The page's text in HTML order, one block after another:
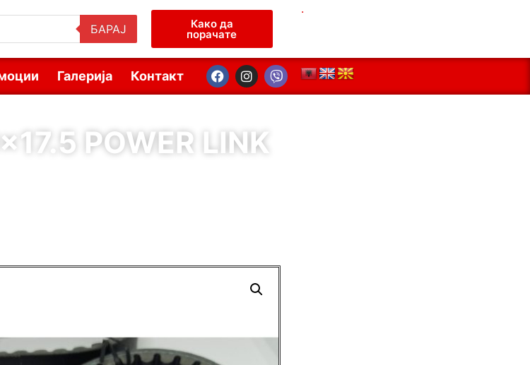
БАРАЈ Како да
порачате
.
Галерија Контакт
POWER LINK